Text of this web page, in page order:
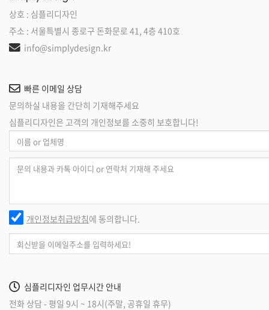
상호 : 심플리디자인
주소 : 서울특별시 종로구 돈화문로 41, 4층 410호
info@simplydesign.kr
빠른 이메일 상담
문의하실 내용을 간단히 기재해주세요
심플리디자인은 고객의 개인정보를 소중히 보호합니다!
개인정보취급방침에 동의합니다.
심플리디자인 업무시간 안내
전화 상담 - 평일 9시 ~ 18시(주말, 공휴일 휴무)